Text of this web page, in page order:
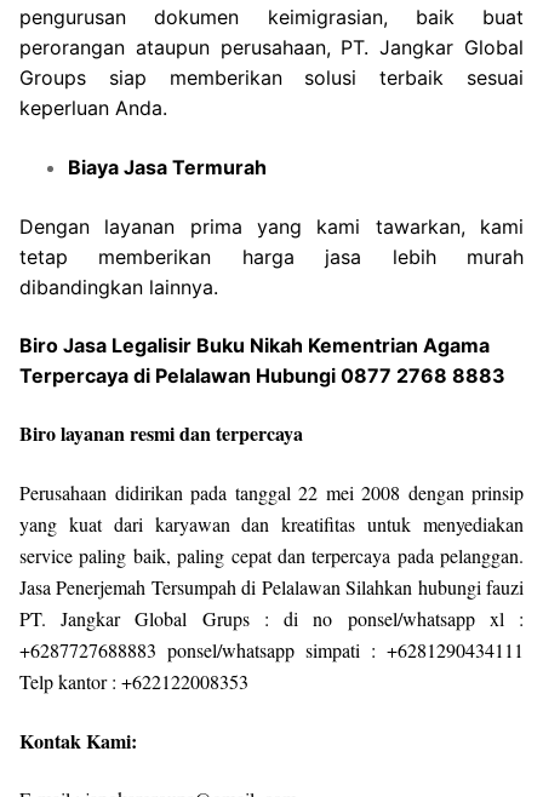
pengurusan dokumen keimigrasian, baik buat
perorangan ataupun perusahaan, PT. Jangkar Global
Groups siap memberikan solusi terbaik sesuai
keperluan Anda.
Biaya Jasa Termurah
Dengan layanan prima yang kami tawarkan, kami
tetap memberikan harga jasa lebih murah
dibandingkan lainnya.
Biro Jasa Legalisir Buku Nikah Kementrian Agama
Terpercaya di Pelalawan Hubungi 0877 2768 8883
Biro layanan resmi dan terpercaya
Perusahaan didirikan pada tanggal 22 mei 2008 dengan prinsip
yang kuat dari karyawan dan kreatifitas untuk menyediakan
service paling baik, paling cepat dan terpercaya pada pelanggan.
Jasa Penerjemah Tersumpah di Pelalawan Silahkan hubungi fauzi
PT. Jangkar Global Grups : di no ponsel/whatsapp xl :
+6287727688883 ponsel/whatsapp simpati : +6281290434111
Telp kantor : +622122008353
Kontak Kami: